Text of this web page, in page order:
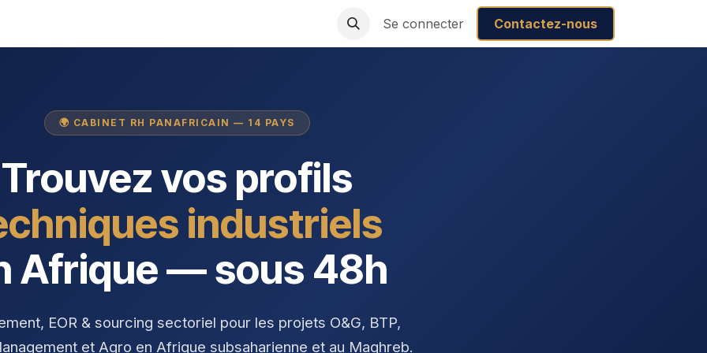
Se connecter Contactez-nous
🌍 CABINET RH PANAFRICAIN — 14 PAYS
Trouvez vos profils
industriels
Afrique — sous 48h
EOR & sourcing sectoriel pour les projets O&G, BTP,
et Agro en Afrique subsaharienne et au Maghreb.